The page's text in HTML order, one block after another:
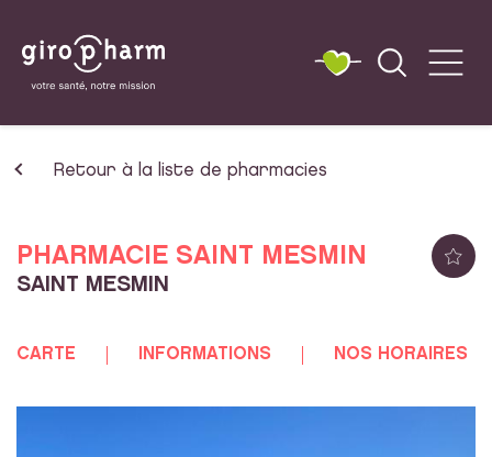
Retour à la liste de pharmacies
PHARMACIE SAINT MESMIN
SAINT MESMIN
CARTE INFORMATIONS NOS HORAIRES